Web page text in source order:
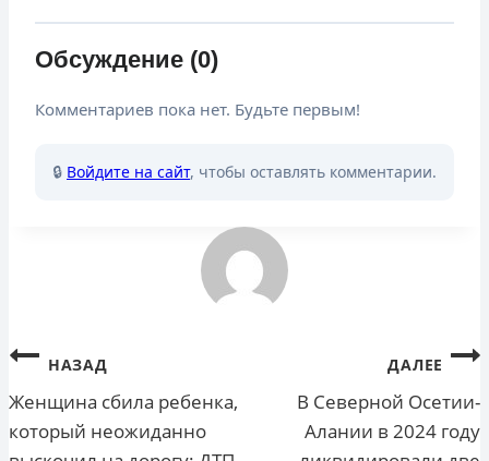
Обсуждение (0)
Комментариев пока нет. Будьте первым!
🔒 Войдите на сайт, чтобы оставлять комментарии.
Навигация
по
записям
НАЗАД
Женщина сбила ребенка,
который неожиданно
ДАЛЕЕ
В Северной Осетии-
Алании в 2024 году